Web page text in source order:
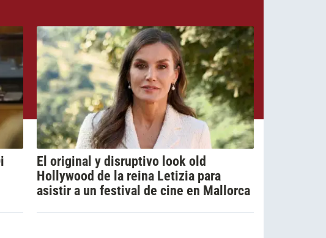
El original y disruptivo look old
Hollywood de la reina Letizia para
asistir a un festival de cine en Mallorca